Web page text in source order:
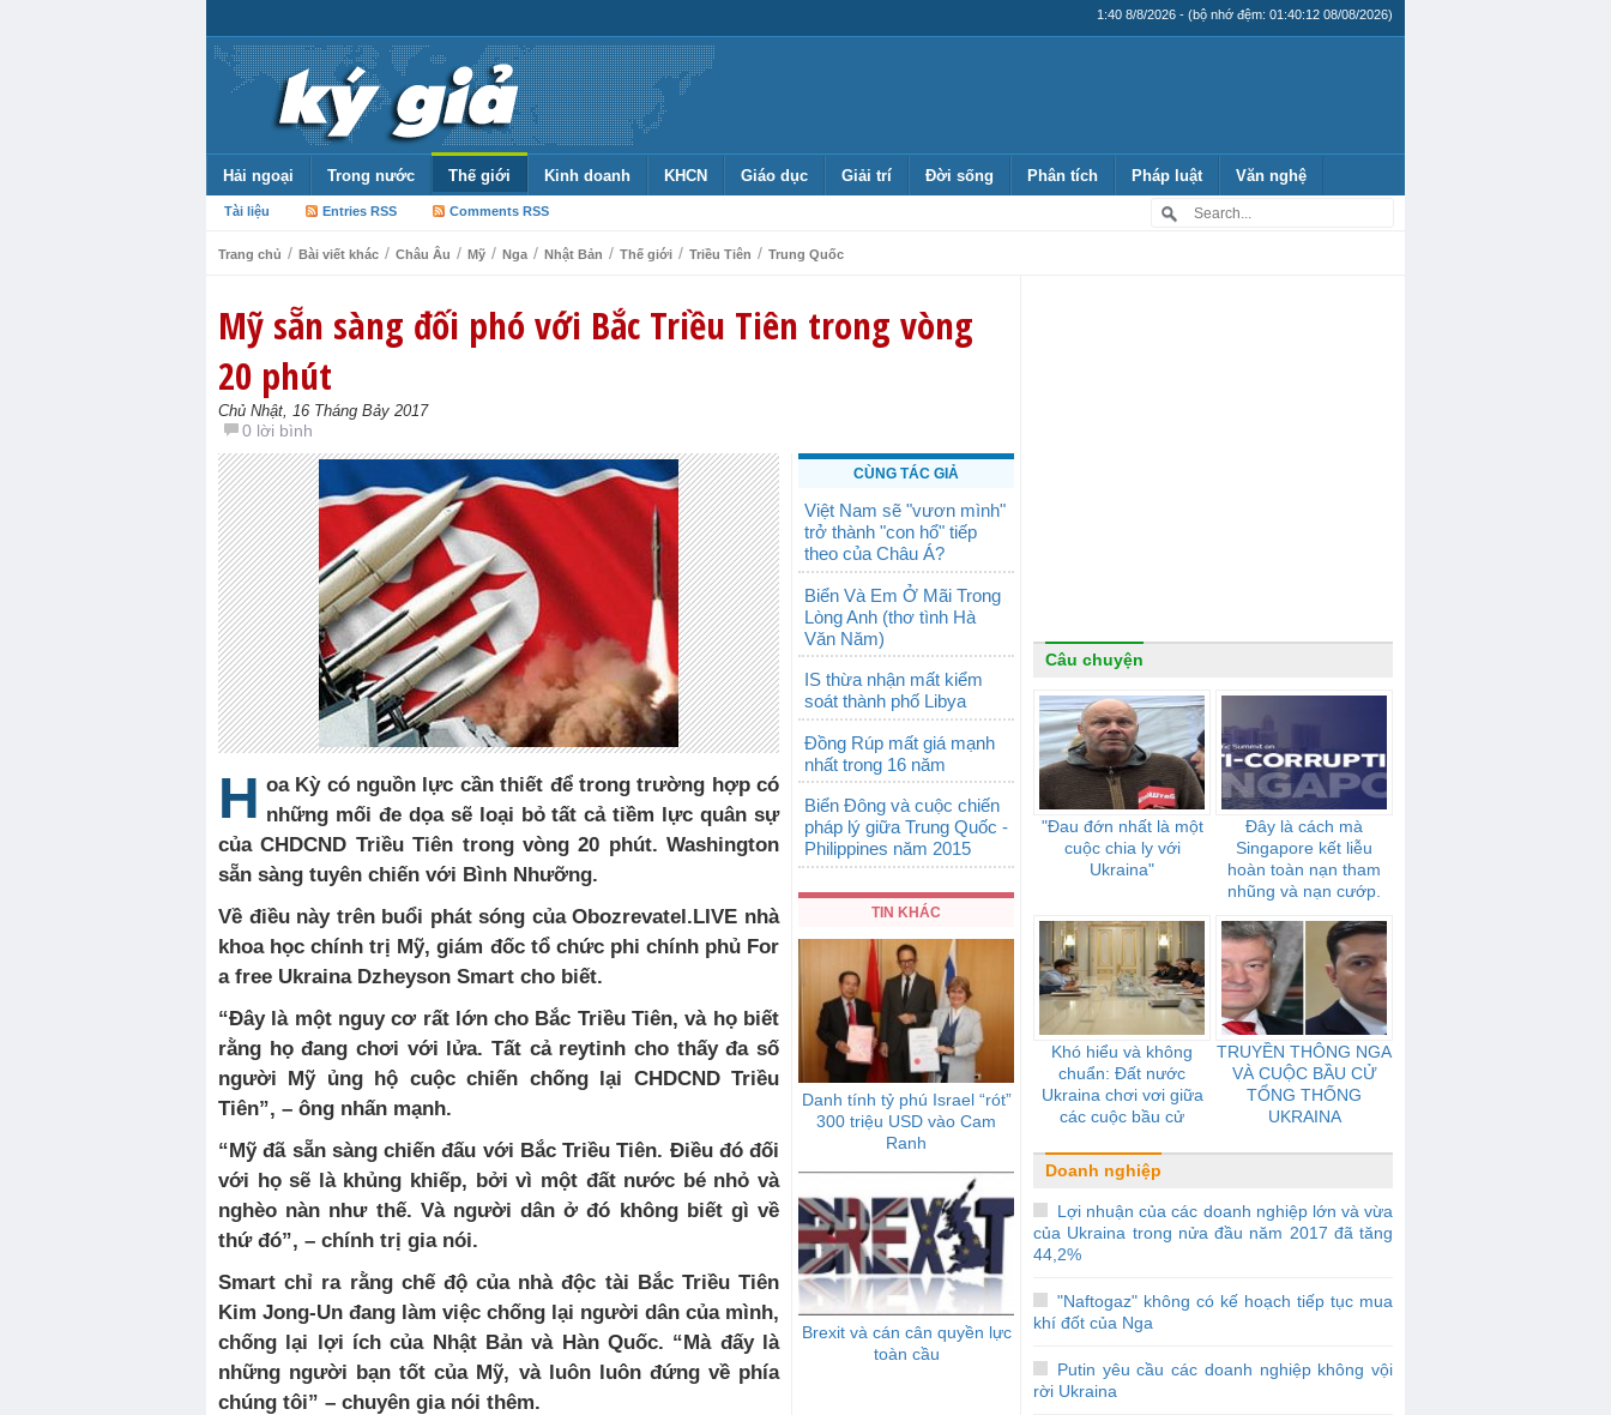
1:40 8/8/2026 - (bộ nhớ đệm: 01:40:12 08/08/2026)
Hải ngoại Trong nước Thế giới Kinh doanh KHCN Giáo dục Giải trí Đời sống Phân tích Pháp luật Văn nghệ
Tài liệu Entries RSS Comments RSS
Trang chủ / Bài viết khác / Châu Âu / Mỹ / Nga / Nhật Bản / Thế giới / Triều Tiên / Trung Quốc
Mỹ sẵn sàng đối phó với Bắc Triều Tiên trong vòng
20 phút
Chủ Nhật, 16 Tháng Bảy 2017
0 lời bình
H oa Kỳ có nguồn lực cần thiết đểtrong trường hợpcó
những mối đe dọa sẽloại bỏ tất cảtiềm lực quân sự
của CHDCND Triều Tiên trong vòng 20 phút. Washington
sẵn sàng tuyên chiến với Bình Nhưỡng.
Về điều này trên buổi phát sóng của Obozrevatel.LIVE nhà
khoa học chính trị Mỹ, giám đốc tổ chức phi chính phủFor
a free Ukraina Dzheyson Smart cho biết.
“Đây là một nguy cơ rất lớncho Bắc Triều Tiên, và họ biết
rằng họ đang chơi với lửa. Tất cả reytinh cho thấy đa số
người Mỹ ủng hộ cuộc chiến chống lại CHDCND Triều
Tiên”, – ông nhấn mạnh.
“Mỹ đã sẵn sàng chiến đấu với Bắc Triều Tiên. Điều đó đối
với họ sẽ là khủng khiếp, bởivì một đất nước bé nhỏ và
nghèo nàn như thế. Và người dân ở đó không biết gì về
thứđó”, – chính trị gia nói.
Smart chỉ ra rằng chế độ của nhà độc tài Bắc Triều Tiên
Kim Jong-Un đang làm việc chống lại người dân của mình,
chống lại lợi ích của Nhật Bản và Hàn Quốc. “Mà đấy là
những người bạn tốt của Mỹ, và luôn luôn đứngvề phía
chúng tôi” – chuyên gia nói thêm.
CÙNG TÁC GIẢ
Việt Nam sẽ "vươn mình"
trở thành "con hổ" tiếp
theo của Châu Á?
Biển Và Em Ở Mãi Trong
Lòng Anh (thơ tình Hà
Văn Năm)
IS thừa nhận mất kiểm
soát thành phố Libya
Đồng Rúp mất giá mạnh
nhất trong 16 năm
Biển Đông và cuộc chiến
pháp lý giữa Trung Quốc -
Philippines năm 2015
TIN KHÁC
Danh tính tỷ phú Israel “rót”
300 triệu USD vào Cam
Ranh
Brexit và cán cân quyền lực
toàn cầu
Câu chuyện
"Đau đớn nhất là một
cuộc chia ly với
Ukraina"
Đây là cách mà
Singapore kết liễu
hoàn toàn nạn tham
nhũng và nạn cướp.
Khó hiểu và không
chuẩn: Đất nước
Ukraina chơi vơi giữa
các cuộc bầu cử
TRUYỀN THÔNG NGA
VÀ CUỘC BẦU CỬ
TỔNG THỐNG
UKRAINA
Doanh nghiệp
Lợi nhuận của các doanh nghiệp lớn và vừa
của Ukraina trong nửa đầu năm 2017 đã tăng
44,2%
"Naftogaz" không có kế hoạch tiếp tục mua
khí đốt của Nga
Putin yêu cầu các doanh nghiệp không vội
rời Ukraina